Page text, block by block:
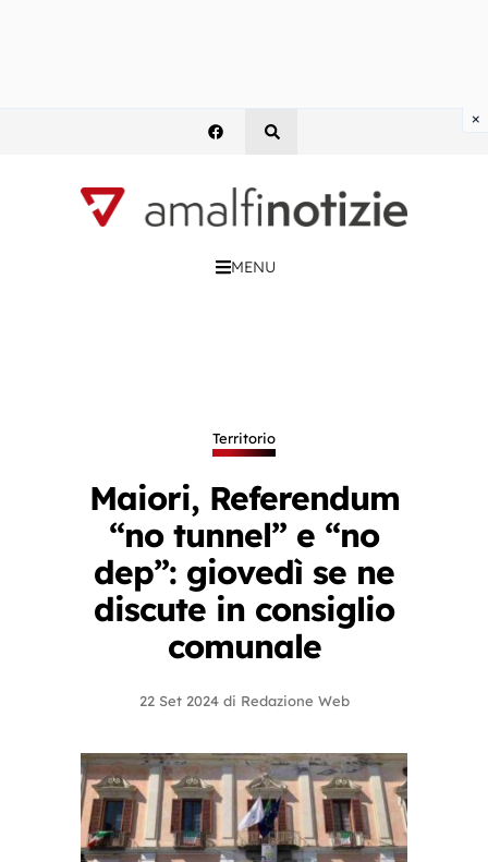
MENU
Territorio
Maiori, Referendum
“no tunnel” e “no
dep”: giovedì se ne
discute in consiglio
comunale
22 Set 2024 di Redazione Web
×